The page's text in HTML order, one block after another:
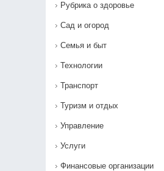
Рубрика о здоровье
Сад и огород
Семья и быт
Технологии
Транспорт
Туризм и отдых
Управление
Услуги
Финансовые организации